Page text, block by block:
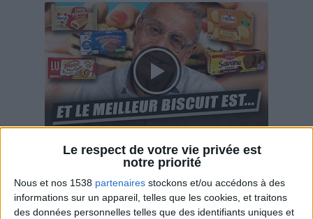
Le respect de votre vie privée est
notre priorité
Nous et nos 1538 partenaires stockons et/ou accédons à des
informations sur un appareil, telles que les cookies, et traitons
des données personnelles telles que des identifiants uniques et
Savane, LU, Pepito, Harrys... Que valent vraiment
ces gâteaux ?